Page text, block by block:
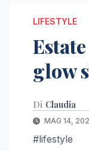
LIFESTYLE
glow
Di Claudia
MAG 14,
#lifestyle